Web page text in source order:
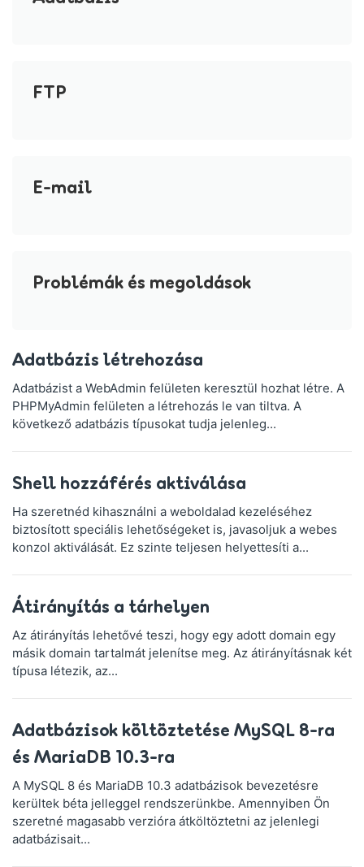
FTP
E-mail
Problémák és megoldások
Adatbázis létrehozása
Adatbázist a WebAdmin felületen keresztül hozhat létre. A
PHPMyAdmin felületen a létrehozás le van tiltva. A
következő adatbázis típusokat tudja jelenleg...
Shell hozzáférés aktiválása
Ha szeretnéd kihasználni a weboldalad kezeléséhez
biztosított speciális lehetőségeket is, javasoljuk a webes
konzol aktiválását. Ez szinte teljesen helyettesíti a...
Átirányítás a tárhelyen
Az átirányítás lehetővé teszi, hogy egy adott domain egy
másik domain tartalmát jelenítse meg. Az átirányításnak két
típusa létezik, az...
Adatbázisok költöztetése MySQL 8-ra
és MariaDB 10.3-ra
A MySQL 8 és MariaDB 10.3 adatbázisok bevezetésre
kerültek béta jelleggel rendszerünkbe. Amennyiben Ön
szeretné magasabb verzióra átköltöztetni az jelenlegi
adatbázisait...